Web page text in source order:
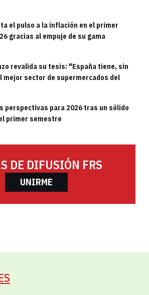
el pulso a la inflación en el primer
gracias al empuje de su gama
revalida su tesis: "España tiene, sin
mejor sector de supermercados del
perspectivas para 2026 tras un sólido
primer semestre
DE DIFUSIÓN FRS
UNIRME